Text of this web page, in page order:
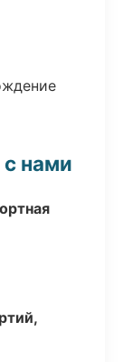
нами